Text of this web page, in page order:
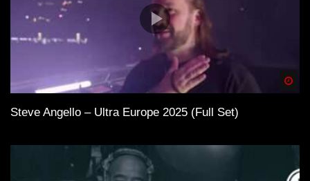
Steve Angello – Ultra Europe 2025 (Full Set)